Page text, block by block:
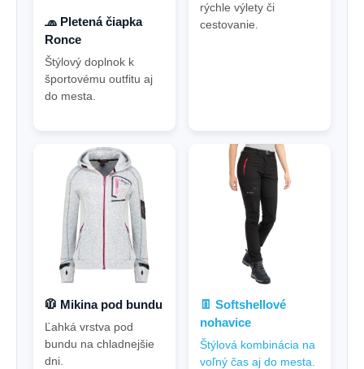
🧢 Pletená čiapka
Ronce
Štýlový doplnok k
športovému outfitu aj
do mesta.
rýchle výlety či
cestovanie.
🧥 Mikina pod bundu
Ľahká vrstva pod
bundu na chladnejšie
dni.
👖 Softshellové
nohavice
Štýlová kombinácia na
voľný čas aj do mesta.